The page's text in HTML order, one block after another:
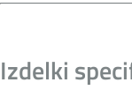
Izdelki